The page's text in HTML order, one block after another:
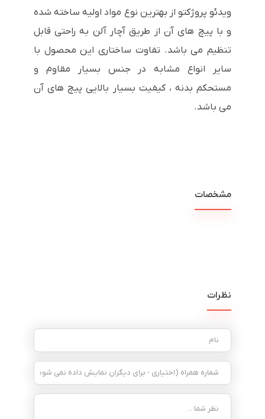
ویدئو پروژکتو از بهترین نوع مواد اولیه ساخته شده
و با پیچ های آن از طریق آچار آلن به راحتی قابل
تنظیم می باشد. تفاوت ساختاری این محصول با
سایر انواع مشابه در جنس بسیار مقاوم و
مستحکم بدنه ، کیفیت بسیار بالایی پیچ های آن
می باشد.
مشخصات
نظرات